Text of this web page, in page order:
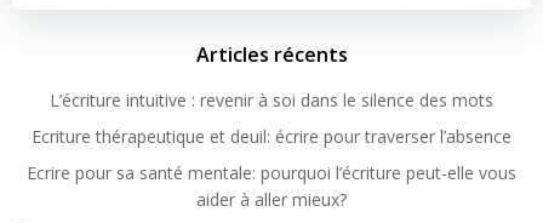
Articles récents
L’écriture intuitive : revenir à soi dans le silence des mots
Ecriture thérapeutique et deuil: écrire pour traverser l’absence
Ecrire pour sa santé mentale: pourquoi l’écriture peut-elle vous
aider à aller mieux?